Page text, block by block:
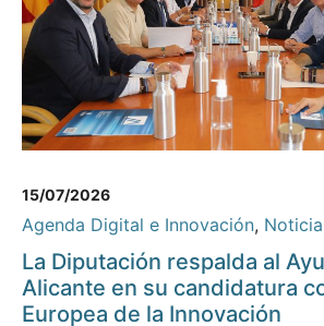
15/07/2026
Agenda Digital e Innovación,
La Diputación respalda al
Alicante en su candidatura
Europea de la Innovación